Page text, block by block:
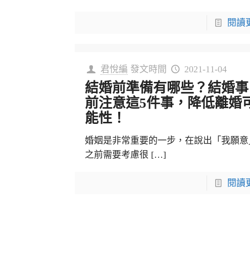
閱讀
君悅編 發文時間 2021-11-04
結婚前準備有哪些？結婚事
前注意這5件事，降低離婚
能性！
婚姻是非常重要的一步，在說出「我願意
之前需要考慮很 […]
閱讀